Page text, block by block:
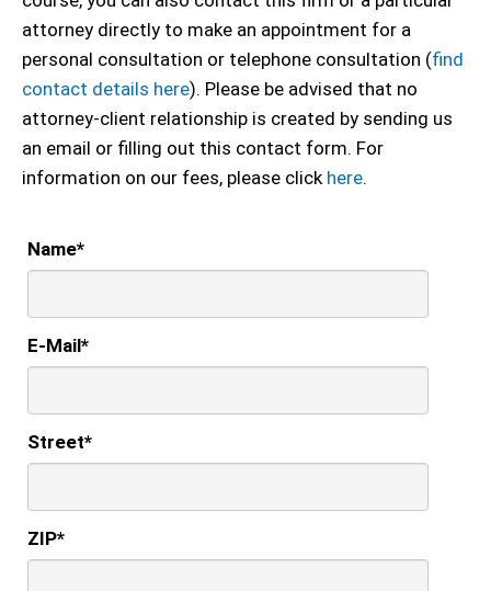
attorney directly to make an appointment for a
personal consultation or telephone consultation (find
contact details here). Please be advised that no
attorney-client relationship is created by sending us
an email or filling out this contact form. For
information on our fees, please click here.
Name*
E-Mail*
Street*
ZIP*